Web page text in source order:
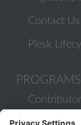
Contact Us
Plesk
PROGRAMS